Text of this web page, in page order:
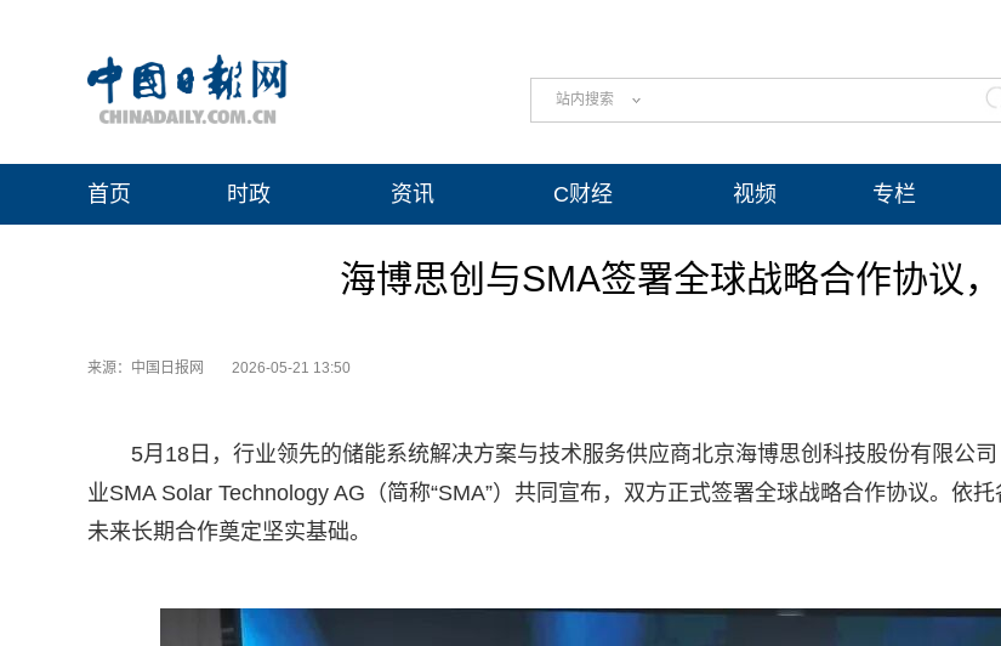
站内搜索
首页 时政 资讯 C财经 视频 专栏
海博思创与SMA签署全球战略合作协议
来源：中国日报网 2026-05-21 13:50
5月18日，行业领先的储能系统解决方案与技术服务供应商北京海博思创科技股份有限公
业SMA Solar Technology AG（简称“SMA”）共同宣布，双方正式签署全球战略合作协议。依
未来长期合作奠定坚实基础。